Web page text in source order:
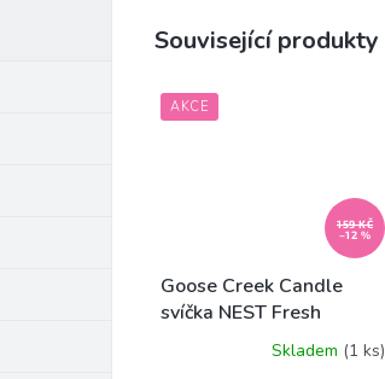
Související produkty
AKCE
159 KČ
–12 %
Goose Creek Candle
svíčka NEST Fresh
Laundry, 198 gSkladem (1 ks)